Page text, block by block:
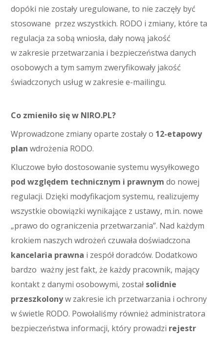
dopóki nie zostały uregulowane, to nie zaczęły być
stosowane przez wszystkich. RODO i zmiany, które ta
regulacja za sobą wniosła, dały nową jakość
w zakresie przetwarzania i bezpieczeństwa danych
osobowych a tym samym zweryfikowały jakość
świadczonych usług w zakresie e-mailingu.
Co zmieniło się w NIRO.PL?
Wprowadzone zmiany oparte zostały o 12-etapowy
plan wdrożenia RODO.
Kluczowe było dostosowanie systemu wysyłkowego
pod względem technicznym i prawnym do nowej
regulacji. Dzięki modyfikacjom systemu, realizujemy
wszystkie obowiązki wynikające z ustawy, m.in. nowe
„prawo do ograniczenia przetwarzania”. Nad każdym
krokiem naszych wdrożeń czuwała doświadczona
kancelaria prawna i zespół doradców. Dodatkowo
bardzo ważny jest fakt, że każdy pracownik, mający
kontakt z danymi osobowymi, został solidnie
przeszkolonyw zakresie ich przetwarzania i ochrony
w świetle RODO. Powołaliśmy również administratora
bezpieczeństwa informacji, który prowadzi rejestr